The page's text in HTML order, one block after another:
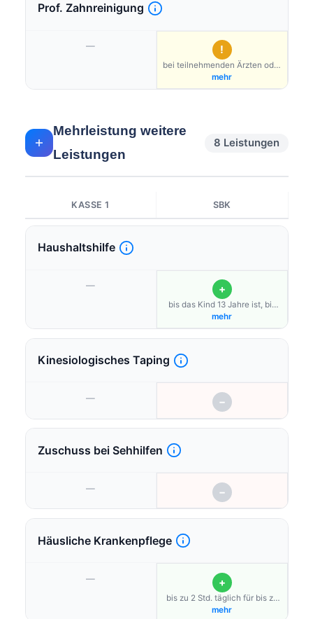
Prof. Zahnreinigung
— !
bei teilnehmenden Ärzten oder
über Bonusprogramm möglich
mehr
Mehrleistung weitere
Leistungen
8 Leistungen
KASSE 1 SBK
Haushaltshilfe
— +
bis das Kind 13 Jahre ist, bis
max. 52 Wochen je
Krankheitsfall
mehr
Kinesiologisches Taping
— −
Zuschuss bei Sehhilfen
— −
Häusliche Krankenpflege
— +
bis zu 2 Std. täglich für bis zu
26 Wochen
mehr